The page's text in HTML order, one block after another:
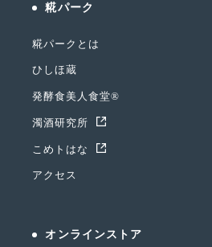
糀パーク
糀パークとは
ひしほ蔵
発酵食美人食堂®
濁酒研究所
こめトはな
アクセス
オンラインストア